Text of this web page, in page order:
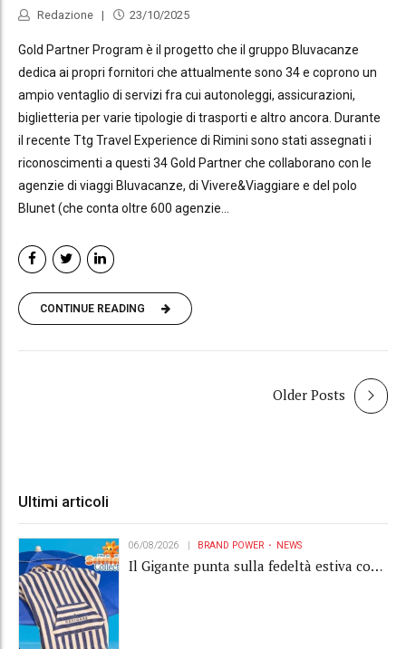
Redazione 23/10/2025
Gold Partner Program è il progetto che il gruppo Bluvacanze
dedica ai propri fornitori che attualmente sono 34 e coprono un
ampio ventaglio di servizi fra cui autonoleggi, assicurazioni,
biglietteria per varie tipologie di trasporti e altro ancora. Durante
il recente Ttg Travel Experience di Rimini sono stati assegnati i
riconoscimenti a questi 34 Gold Partner che collaborano con le
agenzie di viaggi Bluvacanze, di Vivere&Viaggiare e del polo
Blunet (che conta oltre 600 agenzie...
CONTINUE READING
Older Posts
Ultimi articoli
06/08/2026 BRAND POWER NEWS
Il Gigante punta sulla fedeltà estiva con